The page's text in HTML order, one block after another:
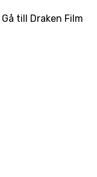
Gå till Draken Film